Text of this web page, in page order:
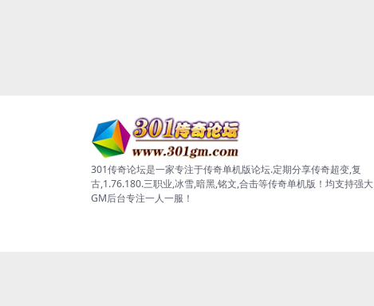
301传奇论坛是一家专注于传奇单机版论坛.定期分享传奇超变,复
古,1.76.180.三职业,冰雪,暗黑,铭文,合击等传奇单机版！均支持强大
GM后台专注一人一服！